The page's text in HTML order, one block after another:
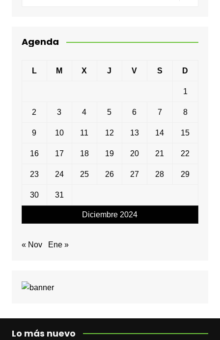
Agenda
Diciembre 2024
L M X J V S D
1
2 3 4 5 6 7 8
9 10 11 12 13 14 15
16 17 18 19 20 21 22
23 24 25 26 27 28 29
30 31
« Nov Ene »
Lo más nuevo